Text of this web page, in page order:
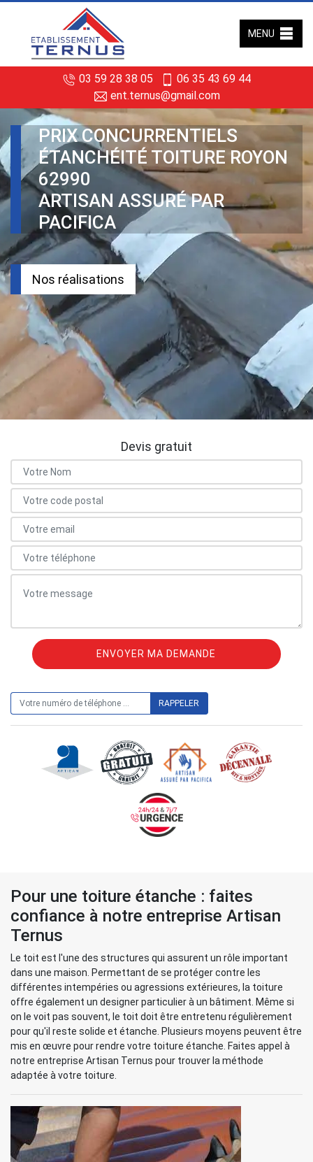
03 59 28 38 05
06 35 43 69 44
ent.ternus@gmail.com
MENU
PRIX CONCURRENTIELS
ÉTANCHÉITÉ TOITURE ROYON
62990
ARTISAN ASSURÉ PAR
PACIFICA
Nos réalisations
Devis gratuit
Pour une toiture étanche : faites
confiance à notre entreprise Artisan
Ternus
Le toit est l'une des structures qui assurent un rôle important
dans une maison. Permettant de se protéger contre les
différentes intempéries ou agressions extérieures, la toiture
offre également un designer particulier à un bâtiment. Même si
on le voit pas souvent, le toit doit être entretenu régulièrement
pour qu'il reste solide et étanche. Plusieurs moyens peuvent être
mis en œuvre pour rendre votre toiture étanche. Faites appel à
notre entreprise Artisan Ternus pour trouver la méthode
adaptée à votre toiture.